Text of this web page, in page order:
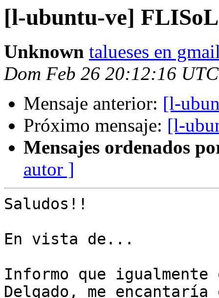
[l-ubuntu-ve] FLISoL
Unknown talueses en
Dom Feb 26 20:12:16
Mensaje anterior: [l-
Próximo mensaje: [l-
Mensajes ordenados
autor ]
Saludos!!
En vista de...
Informo que
Delgado, me encantaría